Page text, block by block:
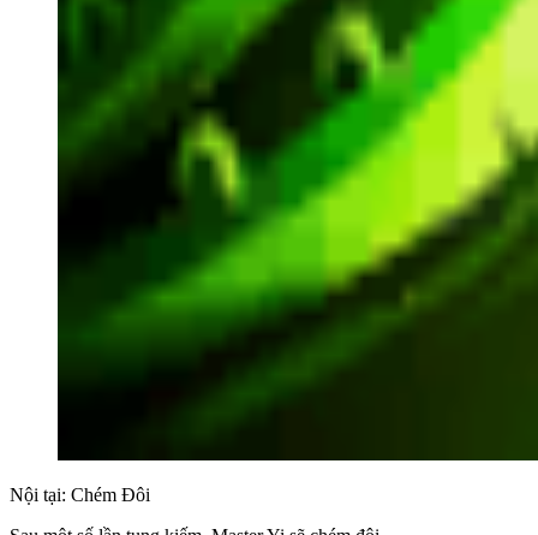
Nội tại: Chém Đôi